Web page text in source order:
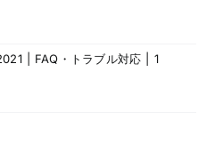
FAQ・トラブル対応
1